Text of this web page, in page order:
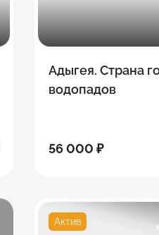
Адыгея. Страна
водопадов
56 000 ₽
Актив